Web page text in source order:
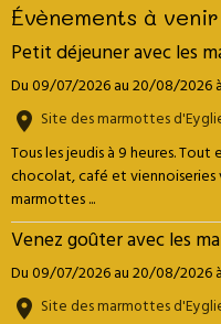
Évènements à venir
Petit déjeuner avec les
Du 09/07/2026au 20/08/2026
Site des marmottes
Tous les jeudis à 9 heures.
chocolat, café et viennoiseries
marmottes ...
Venez goûter avec les
Du 09/07/2026au 20/08/2026
Site des marmottes